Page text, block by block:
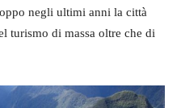
negli ultimi anni la città
turismo di massa oltre che di